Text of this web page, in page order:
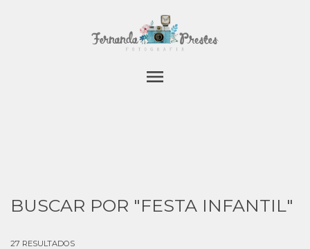
menu
BUSCAR POR "FESTA INFANTIL"
27 RESULTADOS